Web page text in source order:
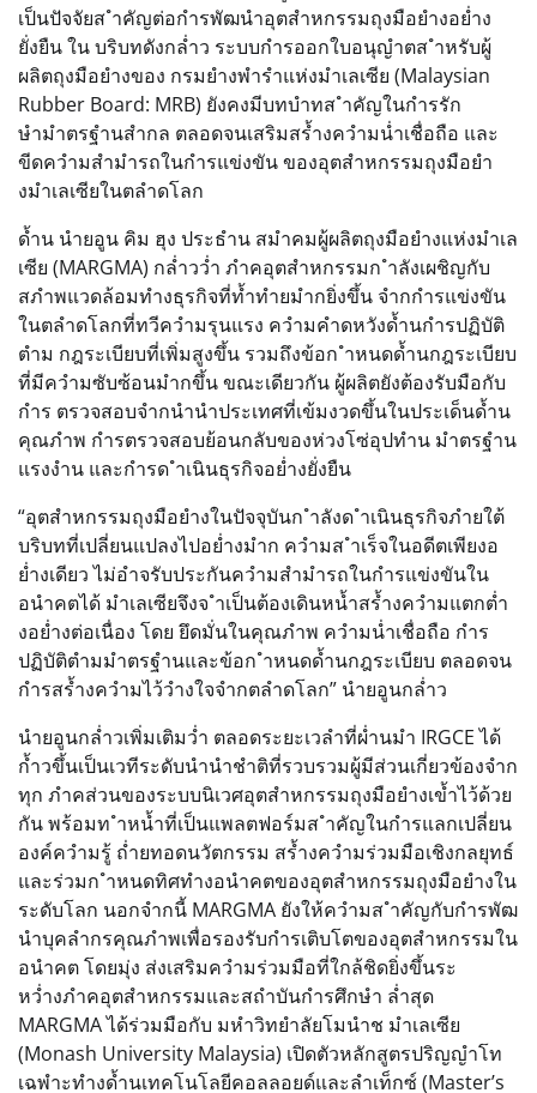
เป็นปัจจัยส ำคัญต่อกำรพัฒนำอุตสำหกรรมถุงมือยำงอย่ำง
ยั่งยืน ใน บริบทดังกล่ำว ระบบกำรออกใบอนุญำตส ำหรับผู้
ผลิตถุงมือยำงของ กรมยำงพำรำแห่งมำเลเซีย (Malaysian
Rubber Board: MRB) ยังคงมีบทบำทส ำคัญในกำรรัก
ษำมำตรฐำนสำกล ตลอดจนเสริมสร้ำงควำมน่ำเชื่อถือ และ
ขีดควำมสำมำรถในกำรแข่งขัน ของอุตสำหกรรมถุงมือยำ
งมำเลเซียในตลำดโลก
ด้ำน นำยอูน คิม ฮุง ประธำน สมำคมผู้ผลิตถุงมือยำงแห่งมำเล
เซีย (MARGMA) กล่ำวว่ำ ภำคอุตสำหกรรมก ำลังเผชิญกับ
สภำพแวดล้อมทำงธุรกิจที่ท้ำทำยมำกยิ่งขึ้น จำกกำรแข่งขัน
ในตลำดโลกที่ทวีควำมรุนแรง ควำมคำดหวังด้ำนกำรปฏิบัติ
ตำม กฎระเบียบที่เพิ่มสูงขึ้น รวมถึงข้อก ำหนดด้ำนกฎระเบียบ
ที่มีควำมซับซ้อนมำกขึ้น ขณะเดียวกัน ผู้ผลิตยังต้องรับมือกับ
กำร ตรวจสอบจำกนำนำประเทศที่เข้มงวดขึ้นในประเด็นด้ำน
คุณภำพ กำรตรวจสอบย้อนกลับของห่วงโซ่อุปทำน มำตรฐำน
แรงงำน และกำรด ำเนินธุรกิจอย่ำงยั่งยืน
“อุตสำหกรรมถุงมือยำงในปัจจุบันก ำลังด ำเนินธุรกิจภำยใต้
บริบทที่เปลี่ยนแปลงไปอย่ำงมำก ควำมส ำเร็จในอดีตเพียงอ
ย่ำงเดียว ไม่อำจรับประกันควำมสำมำรถในกำรแข่งขันใน
อนำคตได้ มำเลเซียจึงจ ำเป็นต้องเดินหน้ำสร้ำงควำมแตกต่ำ
งอย่ำงต่อเนื่อง โดย ยึดมั่นในคุณภำพ ควำมน่ำเชื่อถือ กำร
ปฏิบัติตำมมำตรฐำนและข้อก ำหนดด้ำนกฎระเบียบ ตลอดจน
กำรสร้ำงควำมไว้วำงใจจำกตลำดโลก” นำยอูนกล่ำว
นำยอูนกล่ำวเพิ่มเติมว่ำ ตลอดระยะเวลำที่ผ่ำนมำ IRGCE ได้
ก้ำวขึ้นเป็นเวทีระดับนำนำชำติที่รวบรวมผู้มีส่วนเกี่ยวข้องจำก
ทุก ภำคส่วนของระบบนิเวศอุตสำหกรรมถุงมือยำงเข้ำไว้ด้วย
กัน พร้อมท ำหน้ำที่เป็นแพลตฟอร์มส ำคัญในกำรแลกเปลี่ยน
องค์ควำมรู้ ถ่ำยทอดนวัตกรรม สร้ำงควำมร่วมมือเชิงกลยุทธ์
และร่วมก ำหนดทิศทำงอนำคตของอุตสำหกรรมถุงมือยำงใน
ระดับโลก นอกจำกนี้ MARGMA ยังให้ควำมส ำคัญกับกำรพัฒ
นำบุคลำกรคุณภำพเพื่อรองรับกำรเติบโตของอุตสำหกรรมใน
อนำคต โดยมุ่ง ส่งเสริมควำมร่วมมือที่ใกล้ชิดยิ่งขึ้นระ
หว่ำงภำคอุตสำหกรรมและสถำบันกำรศึกษำ ล่ำสุด
MARGMA ได้ร่วมมือกับ มหำวิทยำลัยโมนำช มำเลเซีย
(Monash University Malaysia) เปิดตัวหลักสูตรปริญญำโท
เฉพำะทำงด้ำนเทคโนโลยีคอลลอยด์และลำเท็กซ์ (Master’s